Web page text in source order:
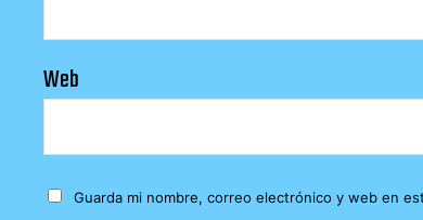
Web
Guarda mi nombre, correo electrónico y web en